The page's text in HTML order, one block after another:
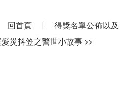
回首頁
得獎名單公佈以及
災抖笠之警世小故事 >>